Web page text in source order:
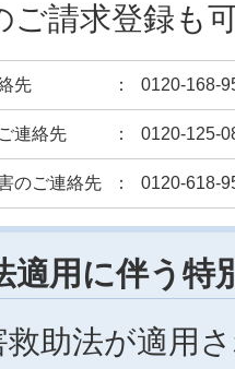
ご請求登録も
先 ： 0120-168-
連絡先 ： 0120-125-
のご連絡先 ： 0120-618-
適用に伴う特
助法が適用